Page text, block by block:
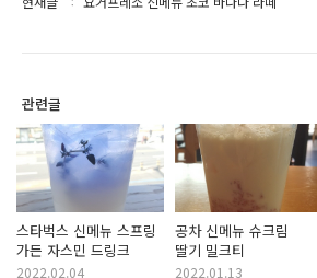
관련글
스타벅스 신메뉴 스프링
가든 자스민 드링크
2022.02.04
공차 신메뉴 슈크림
딸기 밀크티
2022.01.13